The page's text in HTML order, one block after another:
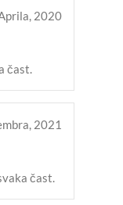
2020
čast.
2021
čast.